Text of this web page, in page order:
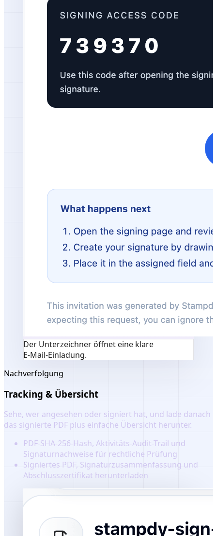
Der Unterzeichner öffnet eine klare
E‑Mail‑Einladung.
Nachverfolgung
Tracking & Übersicht
Sehe, wer angesehen oder signiert hat, und lade danach
das signierte PDF plus einfache Übersicht herunter.
PDF-SHA-256-Hash, Aktivitäts-Audit-Trail und
Signaturnachweise für rechtliche Prüfung
Signiertes PDF, Signaturzusammenfassung und
Abschlusszertifikat herunterladen